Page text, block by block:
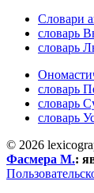
Словари
словарь
словарь
словарь
словарь
словарь
© 2026
Фасмера М.: